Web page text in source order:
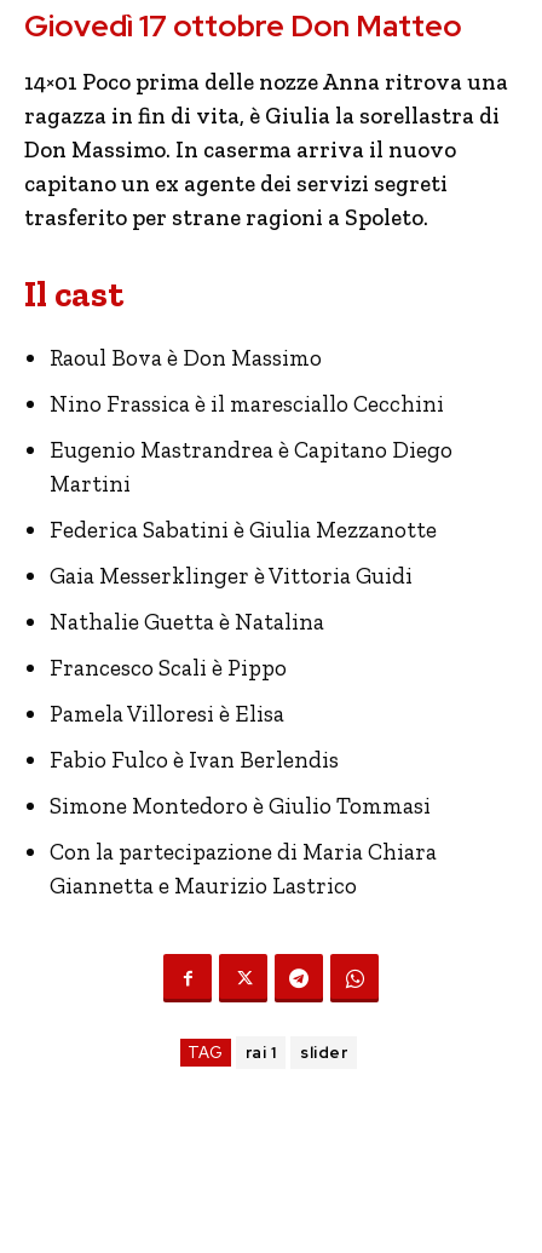
Giovedì 17 ottobre Don Matteo
14×01 Poco prima delle nozze Anna ritrova una
ragazza in fin di vita, è Giulia la sorellastra di
Don Massimo. In caserma arriva il nuovo
capitano un ex agente dei servizi segreti
trasferito per strane ragioni a Spoleto.
Il cast
Raoul Bova è Don Massimo
Nino Frassica è il maresciallo Cecchini
Eugenio Mastrandrea è Capitano Diego
Martini
Federica Sabatini è Giulia Mezzanotte
Gaia Messerklinger è Vittoria Guidi
Nathalie Guetta è Natalina
Francesco Scali è Pippo
Pamela Villoresi è Elisa
Fabio Fulco è Ivan Berlendis
Simone Montedoro è Giulio Tommasi
Con la partecipazione di Maria Chiara
Giannetta e Maurizio Lastrico
TAG rai 1 slider